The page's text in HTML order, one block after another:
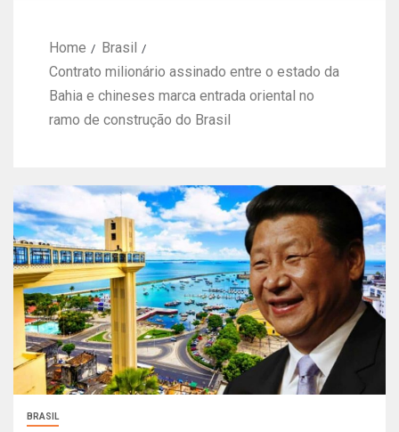
Home
Brasil
Contrato milionário assinado entre o estado da
Bahia e chineses marca entrada oriental no
ramo de construção do Brasil
BRASIL